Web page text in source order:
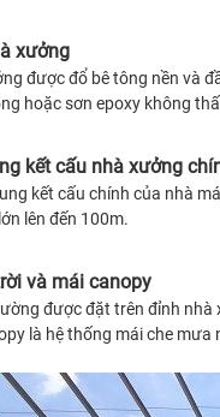
xưởng
được đổ bê tông nền và
hoặc sơn epoxy không
kết cấu nhà xưởng
kết cấu chính của nhà
lên đến 100m.
và mái canopy
được đặt trên đỉnh
là hệ thống mái che